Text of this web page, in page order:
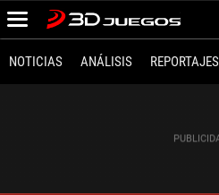
NOTICIAS ANÁLISIS REPORTAJES